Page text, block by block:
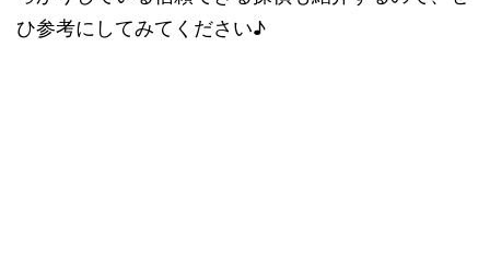
ひ参考にしてみてください♪